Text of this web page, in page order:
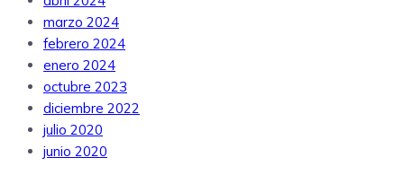
marzo 2024
febrero 2024
enero 2024
octubre 2023
diciembre 2022
julio 2020
junio 2020